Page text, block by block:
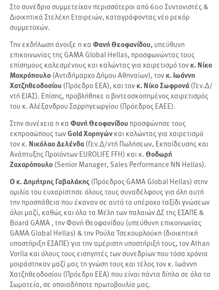
Στο συνέδριο συμμετείχαν περισσότεροι από 600 Συντονιστές &
Διοικητικά Στελέχη Εταιρειών, καταγράφοντας νέο ρεκόρ
συμμετοχών.
Την εκδήλωση άνοιξε η καΦανή Θεοφανίδου,υπεύθυνη
επικοινωνίας της GAMA Global Hellas, προσφωνώντας τους
επίσημους καλεσμένους και καλώντας για χαιρετισμό τονκ. Νίκο
Μακρόπουλο(Αντιδήμαρχο Δήμου Αθηναίων), τονκ. Ιωάννη
Χατζηθεοδοσίου (Πρόεδρο ΕΕΑ), και τονκ. Νίκο Σωφρονά(Γεν.Δ/
ντή ΕΙΑΣ). Επίσης, προβλήθηκε ο βιντεοσκοπημένος χαιρετισμός
του κ. Αλέξανδρου Σαρρηγεωργίου (Πρόεδρος ΕΑΕΕ).
Στην συνέχεια η καΦανή Θεοφανίδουπροσφώνησε τους
εκπροσώπους τωνGold Χορηγώνκαι καλώντας για χαιρετισμό
τον κ. Νικόλαο Δελένδα(Γεν.Δ/ντή Πωλήσεων, Εκπαίδευσης και
Ανάπτυξης Προϊόντων EUROLIFE FFH) και κ.Θοδωρή
Ζαχαρόπουλο(Senior Manager, Sales Performance NN Hellas).
Ο κ. Δημήτρης Γαβαλάκης(Πρόεδρος GAMA Global Hellas) στην
ομιλία του ευχαρίστησε όλους τους συναδέλφους για όλη αυτή
την προσπάθεια που έκαναν σε αυτό το υπέροχο ταξίδι γνώσεων
όλοι μαζί, καθώς και όλα τα Μέλη των παλαιών ΔΣ της ΕΣΑΠΕ &
Board GAMA , την Φανή Θεοφανίδου (υπεύθυνη επικοινωνίας
GAMA Global Hellas) & την Ρούλα Τσεκουρλούκη (διοικητική
υποστήριξη ΕΣΑΠΕ) για την αμέριστη υποστήριξή τους, τον Athan
Vorila και όλους τους εισηγητές των συνεδρίων που τόσα χρόνια
μοιράστηκαν μαζί μας τη γνώση τους και τέλος τον κ. Ιωάννη
Χατζηθεοδοσίου (Πρόεδρο ΕΕΑ) που είναι πάντα δίπλα σε όλα τα
Σωματεία, σε οποιαδήποτε πρωτοβουλία μας.